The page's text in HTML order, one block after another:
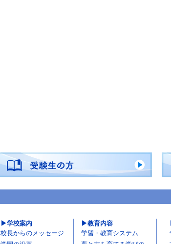
学校案内
校長からのメッセージ
教育内容
学習・教育システム